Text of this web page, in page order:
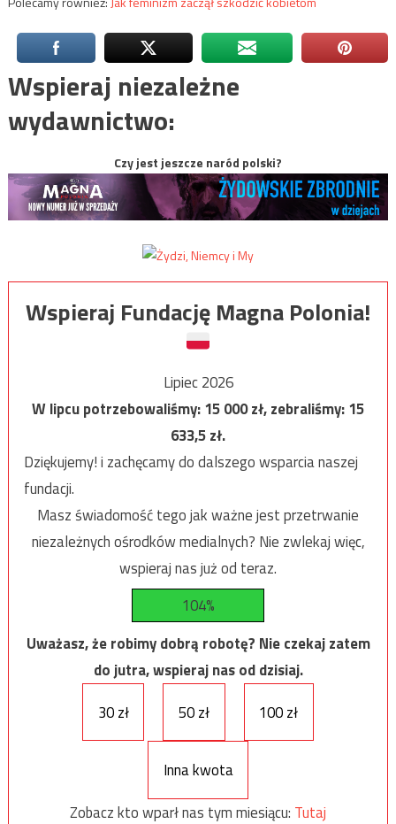
Wspieraj niezależne
wydawnictwo:
Czy jest jeszcze naród polski?
Wspieraj Fundację Magna Polonia!
Lipiec 2026
W lipcu potrzebowaliśmy:15 000zł, zebraliśmy:15
633,5zł.
Dziękujemy! i zachęcamy do dalszego wsparcia naszej
fundacji.
Masz świadomość tego jak ważne jest przetrwanie
niezależnych ośrodków medialnych? Nie zwlekaj więc,
wspieraj nas już od teraz.
104%
Uważasz, że robimy dobrą robotę? Nie czekaj zatem
do jutra, wspieraj nas od dzisiaj.
30 zł
50 zł 100 zł
Inna kwota
Zobacz kto wparł nas tym miesiącu: Tutaj